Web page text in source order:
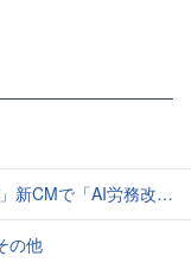
分析したら「すぐに休んで」と言われる？
の他